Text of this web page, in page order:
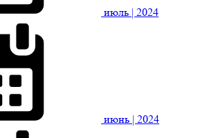
июль | 2024
июнь | 2024